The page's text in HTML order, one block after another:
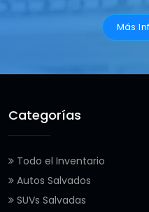
Más
Categorías
Todo el Inventario
Autos Salvados
SUVs Salvadas